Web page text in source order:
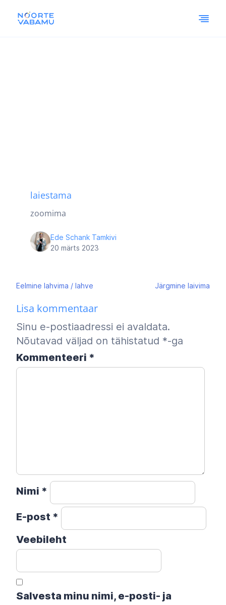
laiestama
zoomima
Ede Schank Tamkivi
20 märts 2023
Navigeerimine
Eelmine lahvima / lahve Järgmine laivima
Lisa kommentaar
Sinu e-postiaadressi ei avaldata.
Nõutavad väljad on tähistatud *-ga
Kommenteeri *
Nimi *
E-post *
Veebileht
Salvesta minu nimi, e-posti- ja